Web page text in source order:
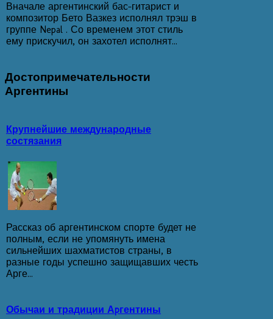
Вначале аргентинский бас-гитарист и
композитор Бето Вазкез исполнял трэш в
группе Nepal . Со временем этот стиль
ему прискучил, он захотел исполнят...
Достопримечательности
Аргентины
Крупнейшие международ­ные
состязания
Рассказ об аргентинском спорте будет не
полным, если не упо­мянуть имена
сильнейших шахматистов страны, в
разные годы ус­пешно защищавших честь
Арге...
Обычаи и традиции Аpгентины